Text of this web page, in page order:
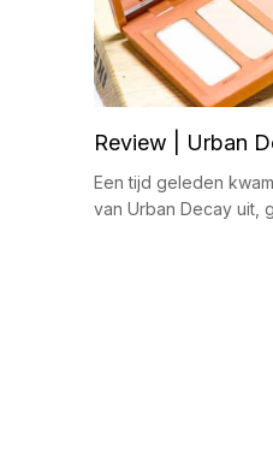
Review | Urban
Een tijd geleden
van Urban Decay uit,